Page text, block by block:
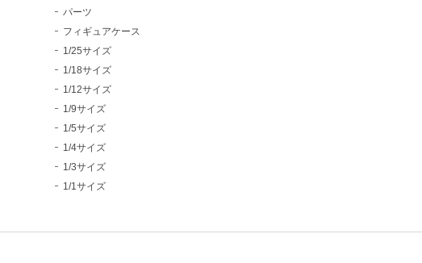
パーツ
フィギュアケース
1/25サイズ
1/18サイズ
1/12サイズ
1/9サイズ
1/5サイズ
1/4サイズ
1/3サイズ
1/1サイズ